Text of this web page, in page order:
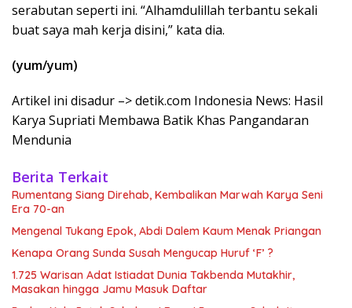
serabutan seperti ini. “Alhamdulillah terbantu sekali
buat saya mah kerja disini,” kata dia.
(yum/yum)
Artikel ini disadur –> detik.com Indonesia News: Hasil
Karya Supriati Membawa Batik Khas Pangandaran
Mendunia
Berita Terkait
Rumentang Siang Direhab, Kembalikan Marwah Karya Seni
Era 70-an
Mengenal Tukang Epok, Abdi Dalem Kaum Menak Priangan
Kenapa Orang Sunda Susah Mengucap Huruf ‘F’ ?
1.725 Warisan Adat Istiadat Dunia Takbenda Mutakhir,
Masakan hingga Jamu Masuk Daftar